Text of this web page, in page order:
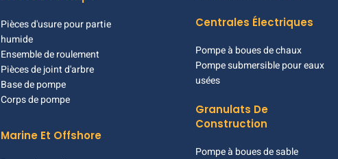
Pièces d'usure pour partie
humide
Ensemble de roulement
Pièces de joint d'arbre
Base de pompe
Corps de pompe
Marine Et Offshore
Centrales Électriques
Pompe à boues de chaux
Pompe submersible pour eaux
usées
Granulats De
Construction
Pompe à boues de sable